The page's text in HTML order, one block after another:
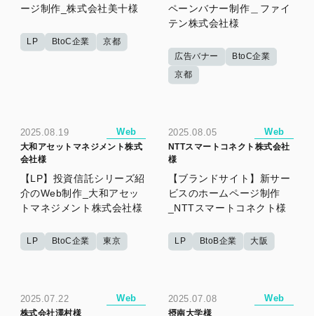
ージ制作_株式会社美十様
LP BtoC企業 京都
ペーンバナー制作＿ファイ
テン株式会社様
広告バナー
BtoC企業
京都
2025.08.19 Web
大和アセットマネジメント株式
会社様
【LP】投資信託シリーズ紹
介のWeb制作_大和アセッ
トマネジメント株式会社様
LP BtoC企業 東京
2025.08.05 Web
NTTスマートコネクト株式会社
様
【ブランドサイト】新サー
ビスのホームページ制作
_NTTスマートコネクト様
LP BtoB企業 大阪
2025.07.22 Web
株式会社澤村様
2025.07.08 Web
摂南大学様